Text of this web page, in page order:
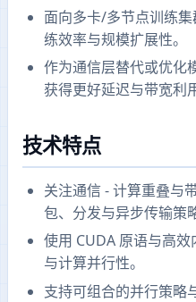
面向多卡/多节点训练
练效率与规模扩展性。
作为通信层替代或优化
获得更好延迟与带宽利
技术特点
关注通信 - 计算重叠与
包、分发与异步传输策
使用 CUDA 原语与高
与计算并行性。
支持可组合的并行策略